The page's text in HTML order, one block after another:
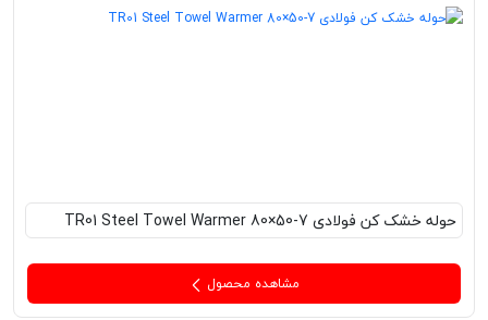
حوله خشک کن فولادی TR01 Steel Towel Warmer 80×50-7
مشاهده محصول